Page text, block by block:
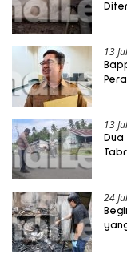
13
13
24